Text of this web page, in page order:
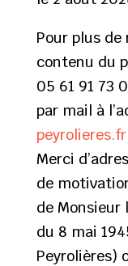
Pour plus
contenu du
05 61 91 73
par mail à
peyrolieres.fr
Merci
de
de Monsieur
du 8 mai
Peyrolières)